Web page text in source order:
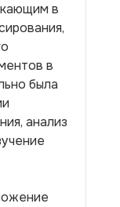
в
в
была
анализ